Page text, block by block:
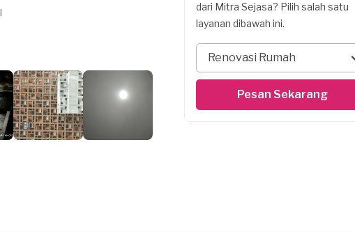
dari Mitra Sejasa? Pilih salah satu
layanan dibawah ini.
Renovasi Rumah
Pesan Sekarang